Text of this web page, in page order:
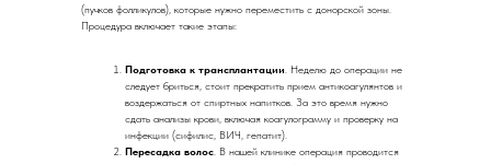
(пучков фолликулов), которые нужно переместить с донорской зоны.
Процедура включает такие этапы:
Подготовка к трансплантации . Неделю до операции не
следует бриться, стоит прекратить прием антикоагулянтов и
воздержаться от спиртных напитков. За это время нужно
сдать анализы крови, включая коагулограмму и проверку на
инфекции (сифилис, ВИЧ, гепатит).
Пересадка волос . В нашей клинике операция проводится